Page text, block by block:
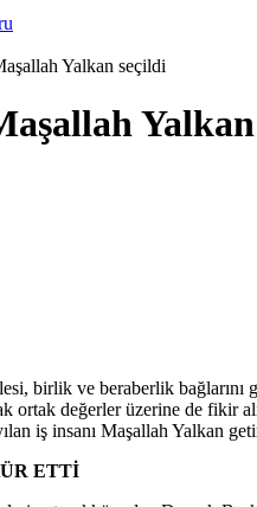
Yalkan seçildi
birlik ve beraberlik
ortak değerler üzerine de fikir
iş insanı Maşallah Yalkan
ETTİ